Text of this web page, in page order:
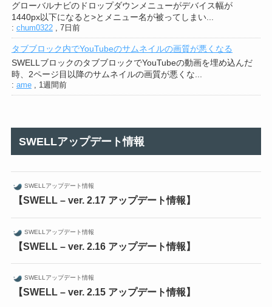
グローバルナビのドロップダウンメニューがデバイス幅が
1440px以下になると>とメニュー名が被ってしまい...
: chum0322, 7日前
タブブロック内でYouTubeのサムネイルの画質が悪くなる
SWELLブロックのタブブロックでYouTubeの動画を埋め込んだ
時、2ページ目以降のサムネイルの画質が悪くな...
: ame, 1週間前
SWELLアップデート情報
SWELLアップデート情報
【SWELL – ver. 2.17 アップデート情報】
SWELLアップデート情報
【SWELL – ver. 2.16 アップデート情報】
SWELLアップデート情報
【SWELL – ver. 2.15 アップデート情報】